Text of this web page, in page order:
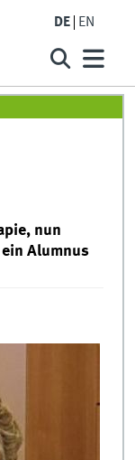
DE EN
nun
Alumnus